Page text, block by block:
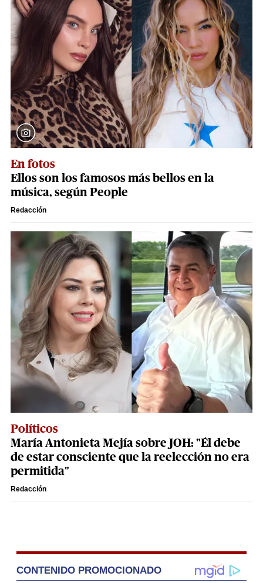
En fotos
Ellos son los famosos más bellos en la
música, según People
Redacción
Políticos
María Antonieta Mejía sobre JOH: "Él debe
de estar consciente que la reelección no era
permitida"
Redacción
CONTENIDO PROMOCIONADO